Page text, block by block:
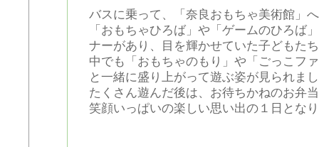
バスに乗って、「奈良おもちゃ美術館」
「おもちゃひろば」や「ゲームのひろば
ナーがあり、目を輝かせていた子どもたち
中でも「おもちゃのもり」や「ごっこフ
と一緒に盛り上がって遊ぶ姿が見られま
たくさん遊んだ後は、お待ちかねのお弁
笑顔いっぱいの楽しい思い出の１日とな